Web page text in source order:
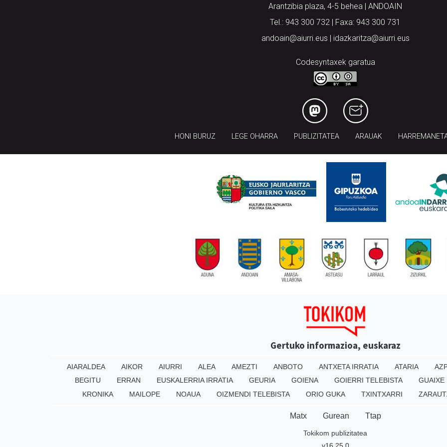
Arantzibia plaza, 4-5 behea | ANDOAIN
Tel.: 943 300 732 | Faxa: 943 300 731
andoain@aiurri.eus | idazkaritza@aiurri.eus
Codesyntaxek garatua
HONI BURUZ LEGE OHARRA PUBLIZITATEA ARAUAK
Gertuko informazioa, euskaraz
AIARALDEA AIKOR AIURRI ALEA AMEZTI ANBOTO ANTXETA IRRATIA ATARIA
BEGITU
ERRAN EUSKALERRIA IRRATIA GEURIA GOIENA GOIERRI TELEBISTA GUAIXE
KRONIKA
MAILOPE NOAUA OIZMENDI TELEBISTA ORIO GUKA TXINTXARRI
Matx Gurean Ttap
Tokikom publizitatea